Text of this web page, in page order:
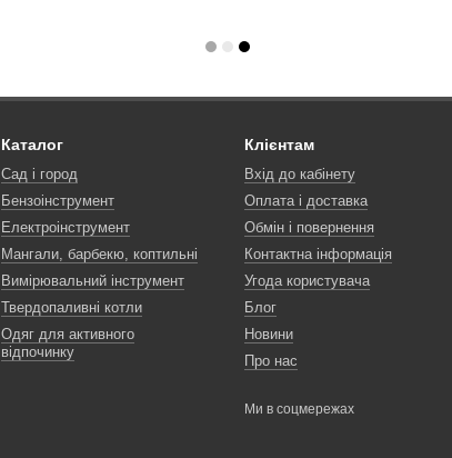
Каталог
Сад і город
Бензоінструмент
Електроінструмент
Мангали, барбекю, коптильні
Вимірювальний інструмент
Твердопаливні котли
Одяг для активного
відпочинку
Клієнтам
Вхід до кабінету
Оплата і доставка
Обмін і повернення
Контактна інформація
Угода користувача
Блог
Новини
Про нас
Ми в соцмережах